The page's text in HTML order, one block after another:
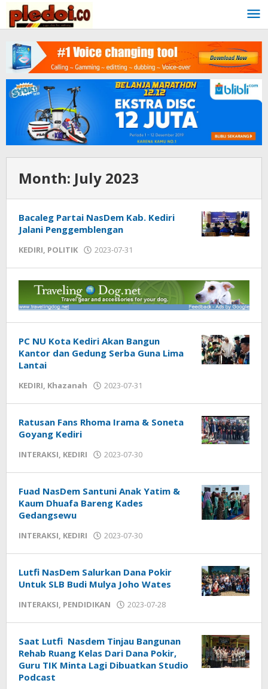
content
Month: July 2023
Bacaleg Partai NasDem Kab. Kediri
Jalani Penggemblengan
KEDIRI, POLITIK 2023-07-31
PC NU Kota Kediri Akan Bangun
Kantor dan Gedung Serba Guna Lima
Lantai
KEDIRI, Khazanah 2023-07-31
Ratusan Fans Rhoma Irama & Soneta
Goyang Kediri
INTERAKSI, KEDIRI 2023-07-30
Fuad NasDem Santuni Anak Yatim &
Kaum Dhuafa Bareng Kades
Gedangsewu
INTERAKSI, KEDIRI 2023-07-30
Lutfi NasDem Salurkan Dana Pokir
Untuk SLB Budi Mulya Joho Wates
INTERAKSI, PENDIDIKAN 2023-07-28
Saat Lutfi Nasdem Tinjau Bangunan
Rehab Ruang Kelas Dari Dana Pokir,
Guru TIK Minta Lagi Dibuatkan Studio
Podcast